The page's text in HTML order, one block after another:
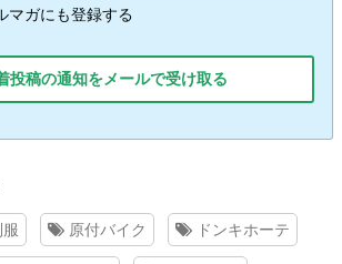
マガにも登録する
投稿の通知をメールで受け取る
服 原付バイク ドンキホーテ